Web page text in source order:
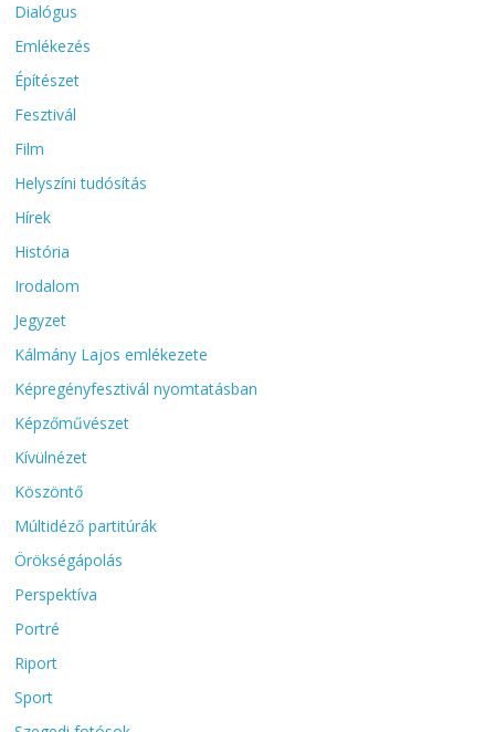
Dialógus
Emlékezés
Építészet
Fesztivál
Film
Helyszíni tudósítás
Hírek
História
Irodalom
Jegyzet
Kálmány Lajos emlékezete
Képregényfesztivál nyomtatásban
Képzőművészet
Kívülnézet
Köszöntő
Múltidéző partitúrák
Örökségápolás
Perspektíva
Portré
Riport
Sport